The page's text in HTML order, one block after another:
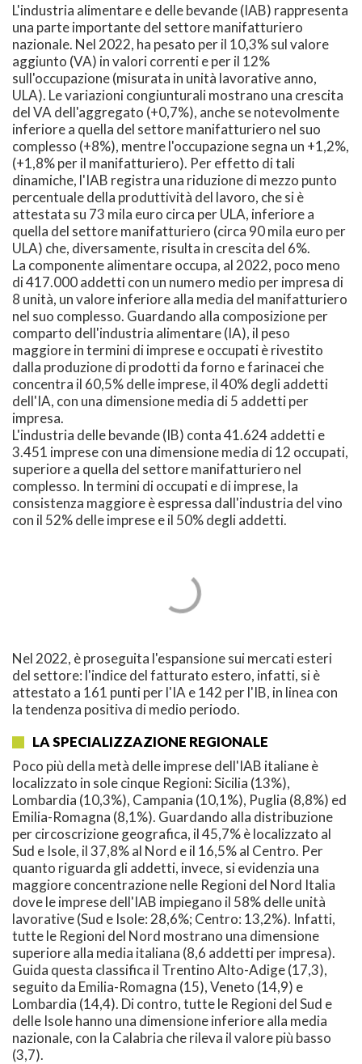
L'industria alimentare e delle bevande (IAB) rappresenta
una parte importante del settore manifatturiero
nazionale. Nel 2022, ha pesato per il 10,3% sul valore
aggiunto (VA) in valori correnti e per il 12%
sull'occupazione (misurata in unità lavorative anno,
ULA). Le variazioni congiunturali mostrano una crescita
del VA dell'aggregato (+0,7%), anche se notevolmente
inferiore a quella del settore manifatturiero nel suo
complesso (+8%), mentre l'occupazione segna un +1,2%,
(+1,8% per il manifatturiero). Per effetto di tali
dinamiche, l'IAB registra una riduzione di mezzo punto
percentuale della produttività del lavoro, che si è
attestata su 73 mila euro circa per ULA, inferiore a
quella del settore manifatturiero (circa 90 mila euro per
ULA) che, diversamente, risulta in crescita del 6%.
La componente alimentare occupa, al 2022, poco meno
di 417.000 addetti con un numero medio per impresa di
8 unità, un valore inferiore alla media del manifatturiero
nel suo complesso. Guardando alla composizione per
comparto dell'industria alimentare (IA), il peso
maggiore in termini di imprese e occupati è rivestito
dalla produzione di prodotti da forno e farinacei che
concentra il 60,5% delle imprese, il 40% degli addetti
dell'IA, con una dimensione media di 5 addetti per
impresa.
L'industria delle bevande (IB) conta 41.624 addetti e
3.451 imprese con una dimensione media di 12 occupati,
superiore a quella del settore manifatturiero nel
complesso. In termini di occupati e di imprese, la
consistenza maggiore è espressa dall'industria del vino
con il 52% delle imprese e il 50% degli addetti.
Nel 2022, è proseguita l'espansione sui mercati esteri
del settore: l'indice del fatturato estero, infatti, si è
attestato a 161 punti per l'IA e 142 per l'IB, in linea con
la tendenza positiva di medio periodo.
LA SPECIALIZZAZIONE REGIONALE
Poco più della metà delle imprese dell'IAB italiane è
localizzato in sole cinque Regioni: Sicilia (13%),
Lombardia (10,3%), Campania (10,1%), Puglia (8,8%) ed
Emilia-Romagna (8,1%). Guardando alla distribuzione
per circoscrizione geografica, il 45,7% è localizzato al
Sud e Isole, il 37,8% al Nord e il 16,5% al Centro. Per
quanto riguarda gli addetti, invece, si evidenzia una
maggiore concentrazione nelle Regioni del Nord Italia
dove le imprese dell'IAB impiegano il 58% delle unità
lavorative (Sud e Isole: 28,6%; Centro: 13,2%). Infatti,
tutte le Regioni del Nord mostrano una dimensione
superiore alla media italiana (8,6 addetti per impresa).
Guida questa classifica il Trentino Alto-Adige (17,3),
seguito da Emilia-Romagna (15), Veneto (14,9) e
Lombardia (14,4). Di contro, tutte le Regioni del Sud e
delle Isole hanno una dimensione inferiore alla media
nazionale, con la Calabria che rileva il valore più basso
(3,7).